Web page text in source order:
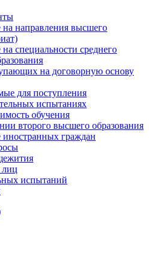
направления высшего
специальности среднего
на договорную основу
для поступления
испытаниях
обучения
второго высшего образования
граждан
испытаний